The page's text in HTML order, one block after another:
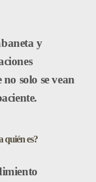
y
solo se vean
quién es?